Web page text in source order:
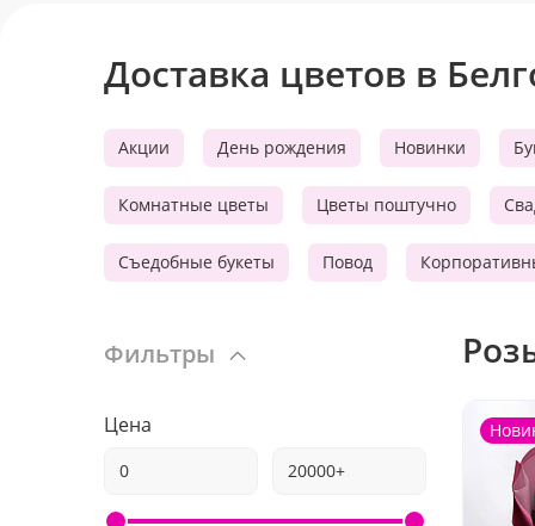
Доставка цветов в
Акции День рождения Новинки
Комнатные цветы Цветы поштучно
Съедобные букеты Повод
Фильтры
Цена